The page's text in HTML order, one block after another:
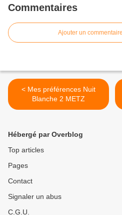
Commentaires
Ajouter un commentaire
< Mes préférences Nuit
Blanche 2 METZ
Hébergé par Overblog
Top articles
Pages
Contact
Signaler un abus
C.G.U.